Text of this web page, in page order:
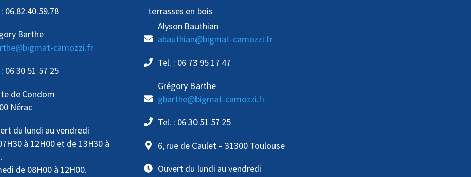
06.82.40.59.78
Barthe
camozzi.fr
06 30 51 57 25
de Condom
Nérac
du lundi au vendredi
à 12H00 et de 13H30 à
de 08H00 à 12H00.
terrasses en bois
Alyson Bauthian
abauthian@bigmat-camozzi.fr
Tel. : 06 73 95 17 47
Grégory Barthe
gbarthe@bigmat-camozzi.fr
Tel. : 06 30 51 57 25
6, rue de Caulet – 31300 Toulouse
Ouvert du lundi au vendredi